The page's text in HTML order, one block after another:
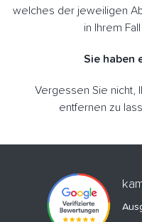
welches der jeweiligen
in Ihrem
Sie haben
Vergessen Sie nicht,
entfernen zu